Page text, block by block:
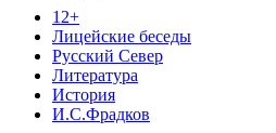
12+
Лицейские беседы
Русский Север
Литература
История
И.С.Фрадков